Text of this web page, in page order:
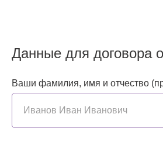
Данные для договора
Ваши фамилия, имя и отчество
Иванов Иван Иванович